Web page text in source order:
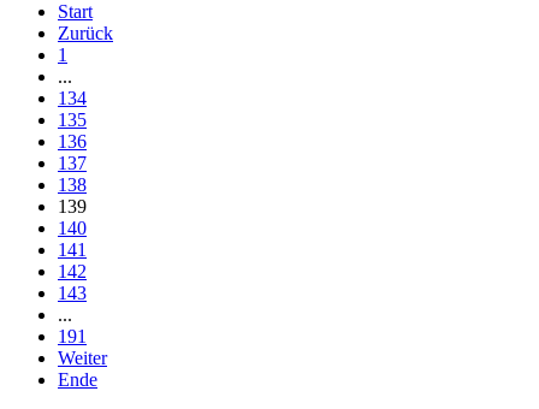
Start
Zurück
1
...
134
135
136
137
138
139
140
141
142
143
...
191
Weiter
Ende